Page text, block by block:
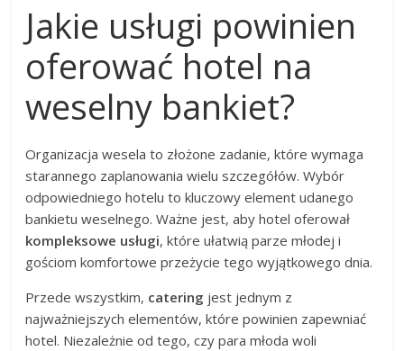
Jakie usługi powinien
oferować hotel na
weselny bankiet?
Organizacja wesela to złożone zadanie, które wymaga
starannego zaplanowania wielu szczegółów. Wybór
odpowiedniego hotelu to kluczowy element udanego
bankietu weselnego. Ważne jest, aby hotel oferował
kompleksowe usługi, które ułatwią parze młodej i
gościom komfortowe przeżycie tego wyjątkowego dnia.
Przede wszystkim, catering jest jednym z
najważniejszych elementów, które powinien zapewniać
hotel. Niezależnie od tego, czy para młoda woli